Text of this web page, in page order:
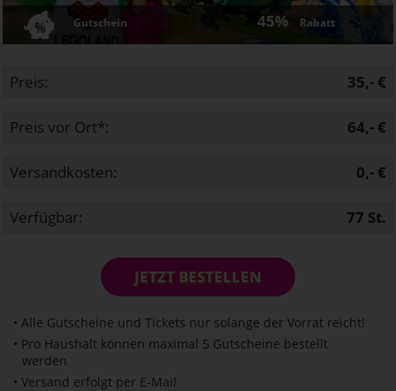
Gutschein 45% Rabatt
Preis: 35,- €
Preis vor Ort*: 64,- €
Versandkosten: 0,- €
Verfügbar: 77 St.
JETZT BESTELLEN
• Alle Gutscheine und Tickets nur solange der Vorrat reicht!
• Pro Haushalt können maximal 5 Gutscheine bestellt
werden
• Versand erfolgt per E-Mail